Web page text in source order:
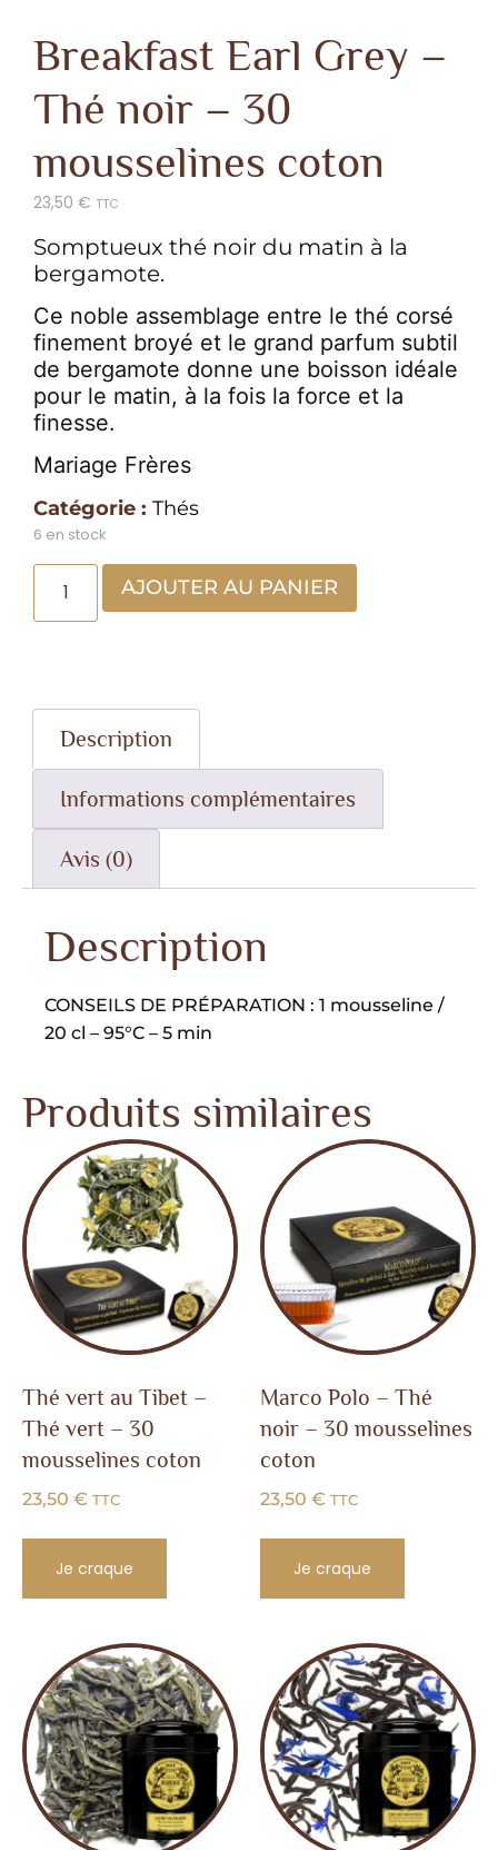
Breakfast Earl Grey –
Thé noir – 30
mousselines coton
23,50 € TTC
Somptueux thé noir du matin à la
bergamote.
Ce noble assemblage entre le thé corsé
finement broyé et le grand parfum subtil
de bergamote donne une boisson idéale
pour le matin, à la fois la force et la
finesse.
Mariage Frères
Catégorie : Thés
6 en stock
AJOUTER AU PANIER
Description
Informations complémentaires
Avis (0)
Description
CONSEILS DE PRÉPARATION : 1 mousseline /
20 cl – 95°C – 5 min
Produits similaires
Thé vert au Tibet –
Thé vert – 30
mousselines coton
23,50 € TTC
Je craque
Marco Polo – Thé
noir – 30 mousselines
coton
23,50 € TTC
Je craque